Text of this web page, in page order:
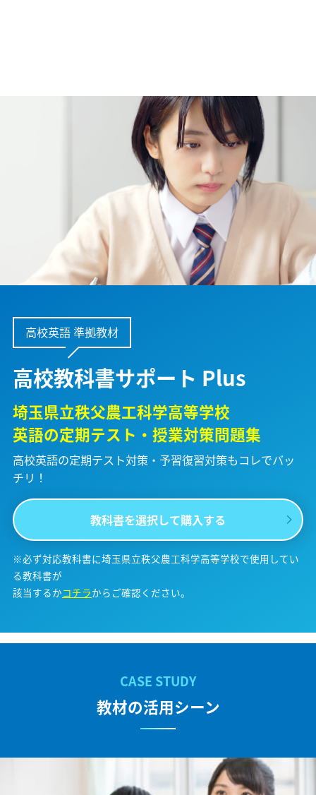
高校英語 準拠教材
高校教科書サポート Plus
埼玉県立秩父農工科学高等学校
英語の定期テスト・授業対策問題集
高校英語の定期テスト対策・予習復習対策もコレでバッ
チリ！
教科書を選択して購入する
※必ず対応教科書に埼玉県立秩父農工科学高等学校で使用してい
る教科書が
該当するかコチラからご確認ください。
教材の活用シーン